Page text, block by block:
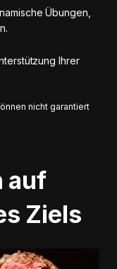
Übungen,
Ihrer
nicht garantiert
auf
Ziels